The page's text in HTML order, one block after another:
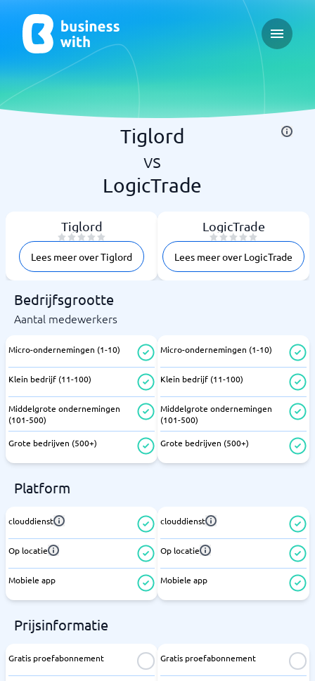
Open
Tiglord
vs
LogicTrade
Tiglord
Lees meer over Tiglord
LogicTrade
Lees meer over LogicTrade
Bedrijfsgrootte
Aantal medewerkers
Micro-ondernemingen (1-10)
Klein bedrijf (11-100)
Middelgrote ondernemingen
(101-500)
Grote bedrijven (500+)
Micro-ondernemingen (1-10)
Klein bedrijf (11-100)
Middelgrote ondernemingen
(101-500)
Grote bedrijven (500+)
Platform
clouddienst
Op locatie
Mobiele app
clouddienst
Op locatie
Mobiele app
Prijsinformatie
Gratis proefabonnement Gratis proefabonnement